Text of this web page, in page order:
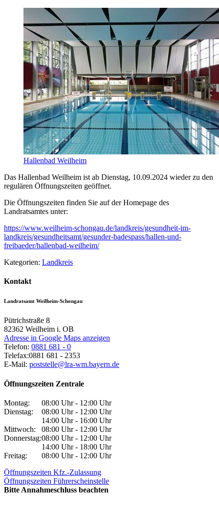
Hallenbad Weilheim
Das Hallenbad Weilheim ist ab Dienstag, 10.09.2024 wieder zu den
regulären Öffnungszeiten geöffnet.
Die Öffnungszeiten finden Sie auf der Homepage des
Landratsamtes unter:
https://www.weilheim-schongau.de/landkreis/gesundheit-im-
landkreis/gesundheitsamt/gesunder-badespass/hallen-und-
freibaeder/hallenbad-weilheim/
Kategorien: Landkreis
Kontakt
Landratsamt Weilheim-Schongau
Pütrichstraße 8
82362 Weilheim i. OB
Adresse in Google Maps anzeigen
Telefon: 0881 681 - 0
Telefax:0881 681 - 2353
E-Mail: poststelle@lra-wm.bayern.de
Öffnungszeiten Zentrale
Montag:
08:00 Uhr - 12:00 Uhr
Dienstag:
08:00 Uhr - 12:00 Uhr
14:00 Uhr - 16:00 Uhr
Mittwoch:
08:00 Uhr - 12:00 Uhr
Donnerstag:08:00 Uhr - 12:00 Uhr
14:00 Uhr - 18:00 Uhr
Freitag:
08:00 Uhr - 12:00 Uhr
Öffnungszeiten Kfz.-Zulassung
Öffnungszeiten Führerscheinstelle
Bitte Annahmeschluss beachten